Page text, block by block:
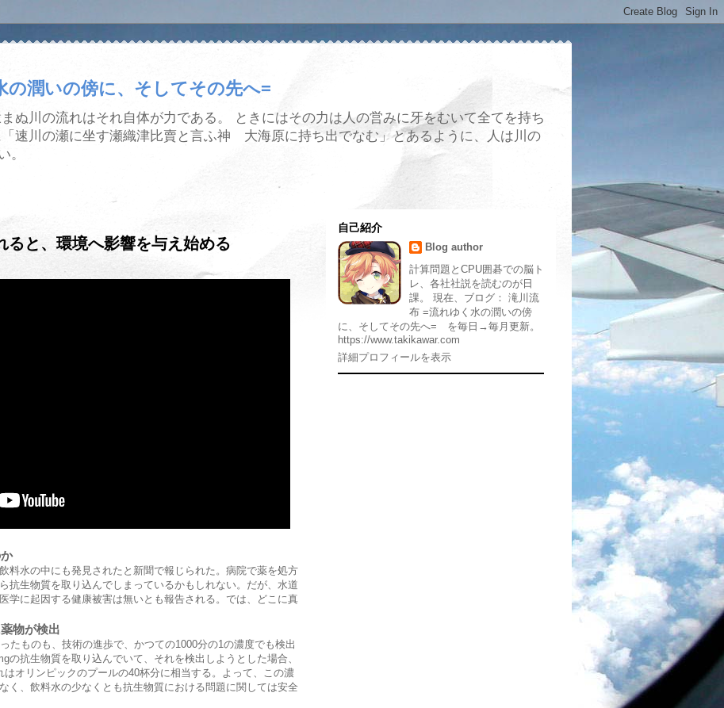
の潤いの傍に、そしてその先へ=
まぬ川の流れはそれ自体が力である。 ときにはその力は人の営みに牙をむいて全てを持ち
速川の瀬に坐す瀬織津比賣と言ふ神 大海原に持ち出でなむ」とあるように、人は川の
。
ると、環境へ影響を与え始める
料水の中にも発見されたと新聞で報じられた。病院で薬を処方
抗生物質を取り込んでしまっているかもしれない。だが、水道
学に起因する健康被害は無いとも報告される。では、どこに真
物が検出
たものも、技術の進歩で、かつての1000分の1の濃度でも検出
の抗生物質を取り込んでいて、それを検出しようとした場合、
オリンピックのプールの40杯分に相当する。よって、この濃
く、飲料水の少なくとも抗生物質における問題に関しては安全
自己紹介
Blog author
計算問題とCPU囲碁での脳ト
レ、各社社説を読むのが日
課。 現在、ブログ： 滝川流
布 =流れゆく水の潤いの傍
に、そしてその先へ= を毎日→毎月更新。
https://www.takikawar.com
詳細プロフィールを表示